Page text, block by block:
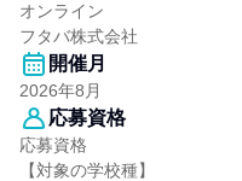
オンライン
フタバ株式会社
開催月
2026年8月
応募資格
応募資格
【対象の学校種】